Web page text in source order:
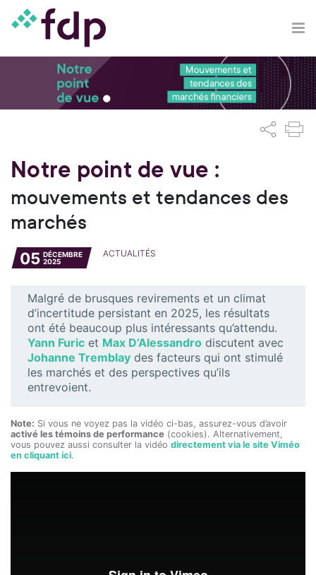
Notre point de vue :
mouvements et tendances des
marchés
05 DÉCEMBRE
2025
ACTUALITÉS
Malgré de brusques revirements et un climat
d’incertitude persistant en 2025, les résultats
ont été beaucoup plus intéressants qu’attendu.
Yann Furic et Max D’Alessandro discutent avec
Johanne Tremblay des facteurs qui ont stimulé
les marchés et des perspectives qu’ils
entrevoient.
Note: Si vous ne voyez pas la vidéo ci-bas, assurez-vous d’avoir
activé les témoins de performance (cookies). Alternativement,
vous pouvez aussi consulter la vidéo directement via le site Viméo
en cliquant ici.